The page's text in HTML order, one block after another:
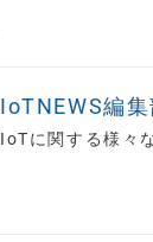
IoTNEWS編集
IoTに関する様々